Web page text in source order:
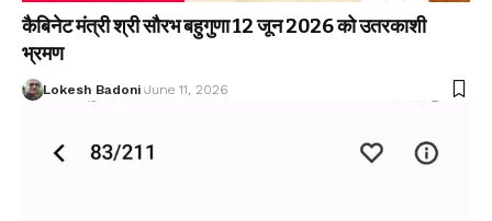
कैबिनेट मंत्री श्री सौरभ बहुगुणा 12 जून 2026 को उतरकाशी
भ्रमण
Lokesh Badoni June 11, 2026